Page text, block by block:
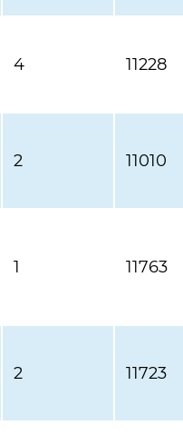
4 11228
2 11010
1 11763
2 11723